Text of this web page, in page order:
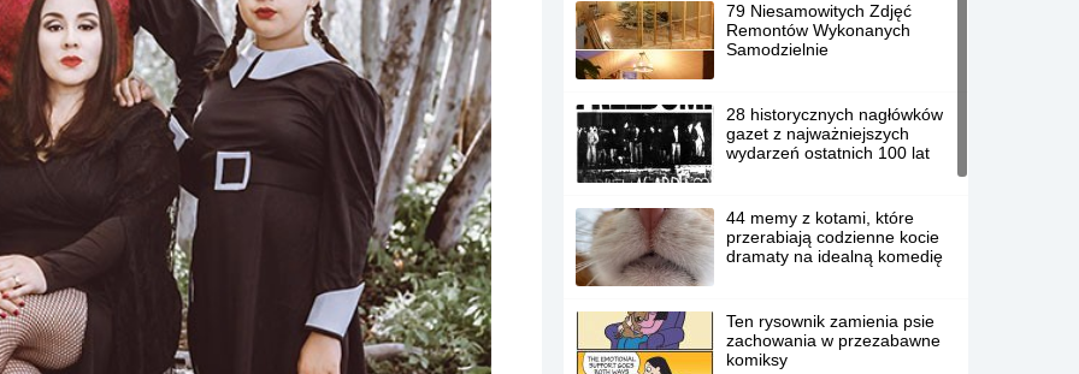
79 Niesamowitych Zdjęć
Remontów Wykonanych
Samodzielnie
28 historycznych nagłówków
gazet z najważniejszych
wydarzeń ostatnich 100 lat
44 memy z kotami, które
przerabiają codzienne kocie
dramaty na idealną komedię
Ten rysownik zamienia psie
zachowania w przezabawne
komiksy